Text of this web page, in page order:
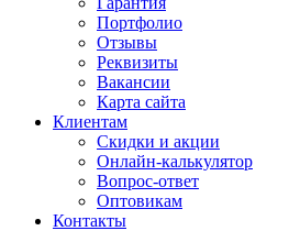
Портфолио
Отзывы
Реквизиты
Вакансии
Карта сайта
Клиентам
Скидки и акции
Онлайн-калькулятор
Вопрос-ответ
Оптовикам
Контакты